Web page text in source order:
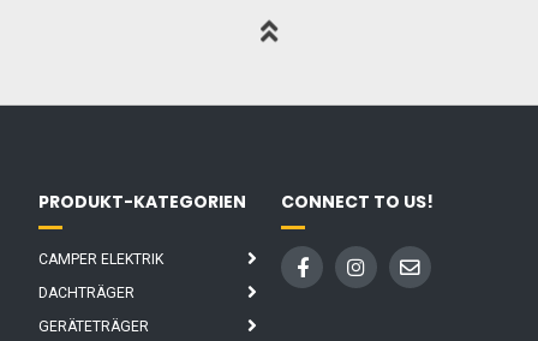
PRODUKT-KATEGORIEN
CAMPER ELEKTRIK
DACHTRÄGER
GERÄTETRÄGER
CONNECT TO US!